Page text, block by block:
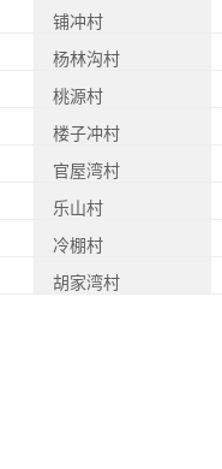
铺冲村
杨林沟村
桃源村
楼子冲村
官屋湾村
乐山村
冷棚村
胡家湾村